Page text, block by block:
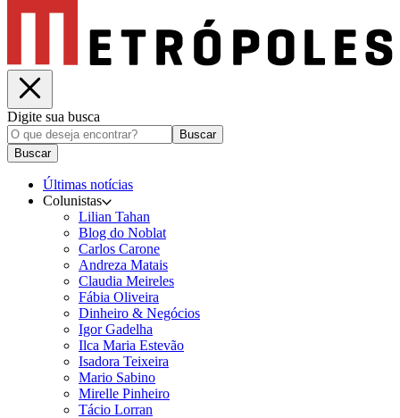
Digite sua busca
Buscar
Buscar
Últimas notícias
Colunistas
Lilian Tahan
Blog do Noblat
Carlos Carone
Andreza Matais
Claudia Meireles
Fábia Oliveira
Dinheiro & Negócios
Igor Gadelha
Ilca Maria Estevão
Isadora Teixeira
Mario Sabino
Mirelle Pinheiro
Tácio Lorran